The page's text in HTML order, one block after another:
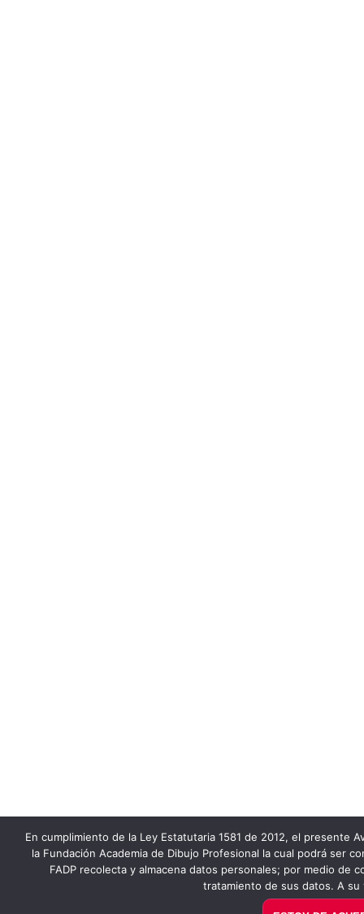
En cumplimiento de la Ley Estatutaria 1581 de 2012, el presente
la Fundación Academia de Dibujo Profesional la cual podrá ser
FADP recolecta y almacena datos personales; por medio
tratamiento de sus datos. A su